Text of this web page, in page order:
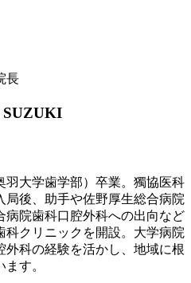
長
羽大学歯学部）卒業。獨協医科
局後、助手や佐野厚生総合病院
病院歯科口腔外科への出向など
科クリニックを開設。大学病院
外科の経験を活かし、地域に根
す。